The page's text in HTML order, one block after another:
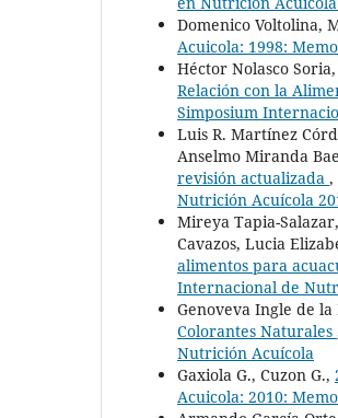
Domenico Voltolina,
Acuicola: 1998:
Héctor Nolasco
Relación con la
Simposium
Luis R. Martínez
Anselmo Miranda
revisión actualizada ,
Nutrición Acuícola
Mireya Tapia-
Cavazos, Lucia
alimentos para
Internacional de
Genoveva Ingle de la
Colorantes Naturales
Nutrición Acuícola
Gaxiola G., Cuzon G.,
Acuicola: 2010: